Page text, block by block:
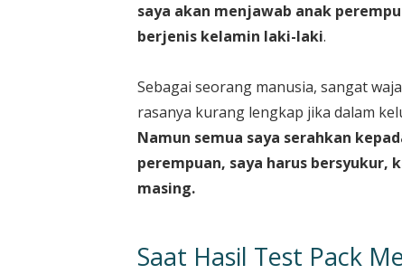
saya akan menjawab anak
berjenis kelamin laki-laki.
Sebagai seorang manusia, sangat
rasanya kurang lengkap jika dalam
Namun semua saya serahkan
perempuan, saya harus bersyukur,
masing.
Saat Hasil Test Pack